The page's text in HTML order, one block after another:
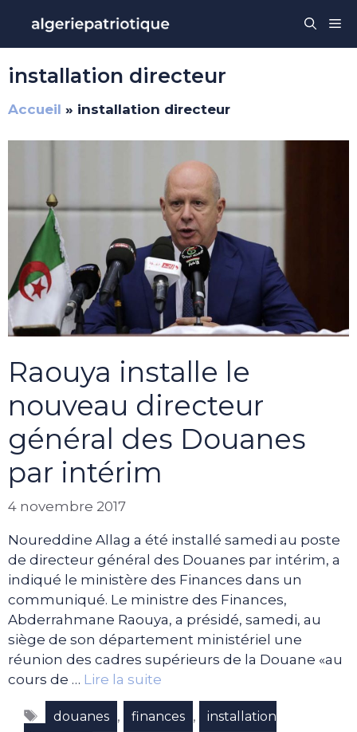
contenu
installation directeur
Accueil » installation directeur
Raouya installe le
nouveau directeur
général des Douanes
par intérim
4 novembre 2017
Noureddine Allag a été installé samedi au poste
de directeur général des Douanes par intérim, a
indiqué le ministère des Finances dans un
communiqué. Le ministre des Finances,
Abderrahmane Raouya, a présidé, samedi, au
siège de son département ministériel une
réunion des cadres supérieurs de la Douane «au
cours de … Lire la suite
Étiquettes
douanes , finances ,
installation